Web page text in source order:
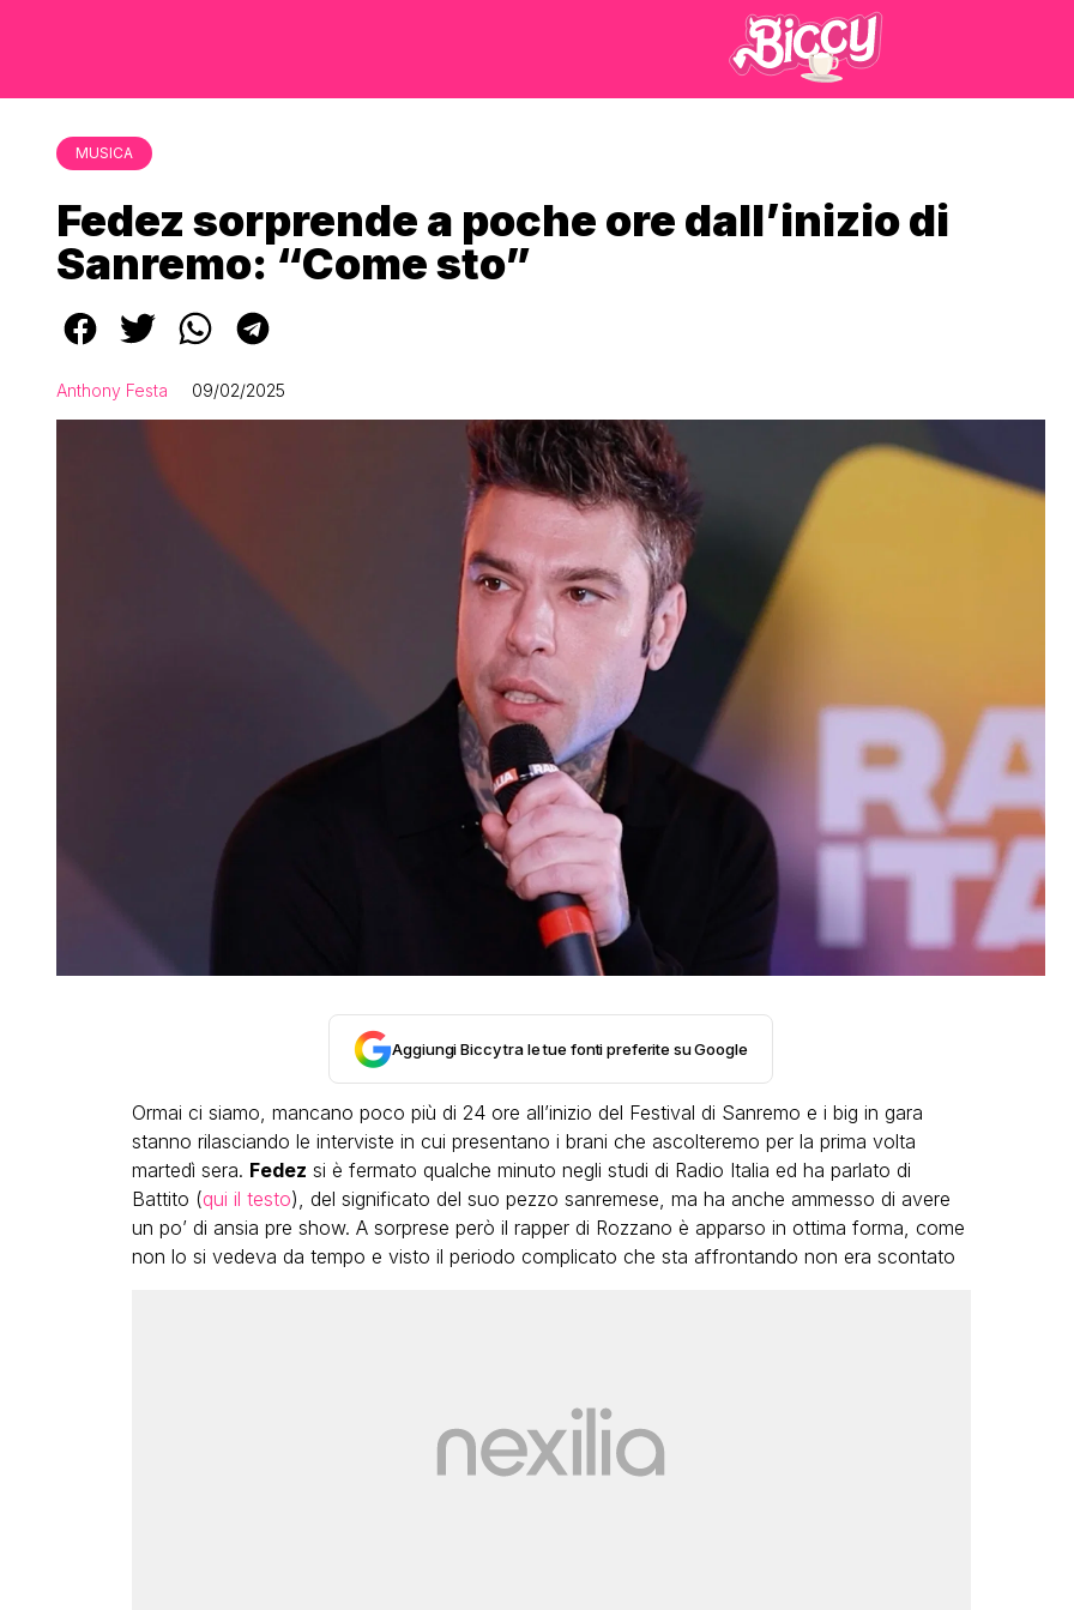
MUSICA
Fedez sorprende a poche ore dall’inizio di
Sanremo: “Come sto”
Anthony Festa 09/02/2025
Aggiungi Biccy tra le tue fonti preferite su Google
Ormai ci siamo, mancano poco più di 24 ore all’inizio del Festival di Sanremo e i big in gara
stanno rilasciando le interviste in cui presentano i brani che ascolteremo per la prima volta
martedì sera. Fedez si è fermato qualche minuto negli studi di Radio Italia ed ha parlato di
Battito (qui il testo), del significato del suo pezzo sanremese, ma ha anche ammesso di avere
un po’ di ansia pre show. A sorprese però il rapper di Rozzano è apparso in ottima forma, come
non lo si vedeva da tempo e visto il periodo complicato che sta affrontando non era scontato